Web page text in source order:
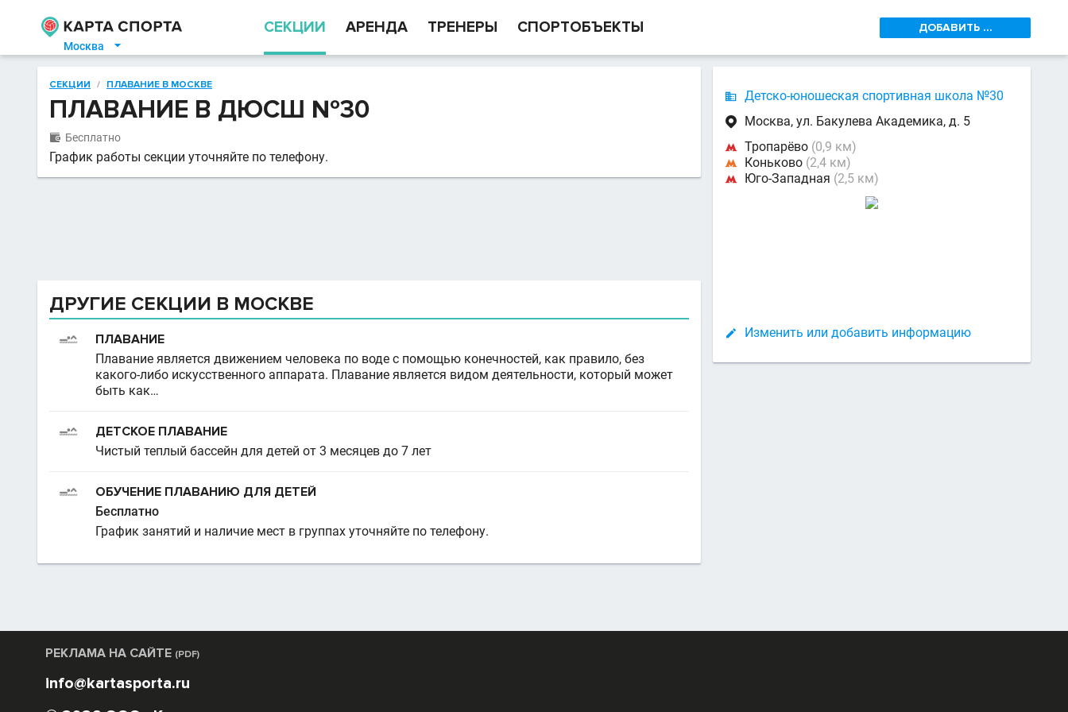
Москва 
СЕКЦИИ АРЕНДА ТРЕНЕРЫ СПОРТОБЪЕКТЫ ДОБАВИТЬ ...
СЕКЦИИ / ПЛАВАНИЕ В МОСКВЕ
ПЛАВАНИЕ В ДЮСШ №30
 Бесплатно
График работы секции уточняйте по телефону.
ДРУГИЕ СЕКЦИИ В МОСКВЕ
ПЛАВАНИЕ
Плавание является движением человека по воде с помощью конечностей, как правило, без
какого-либо искусственного аппарата. Плавание является видом деятельности, который может
быть как…
ДЕТСКОЕ ПЛАВАНИЕ
Чистый теплый бассейн для детей от 3 месяцев до 7 лет
ОБУЧЕНИЕ ПЛАВАНИЮ ДЛЯ ДЕТЕЙ
Бесплатно
График занятий и наличие мест в группах уточняйте по телефону.
 Детско-юношеская спортивная школа №30
 Москва, ул. Бакулева Академика, д. 5
 Тропарёво (0,9 км)
 Коньково (2,4 км)
 Юго-Западная (2,5 км)
 Изменить или добавить информацию
РЕКЛАМА НА САЙТЕ (PDF)
info@kartasporta.ru